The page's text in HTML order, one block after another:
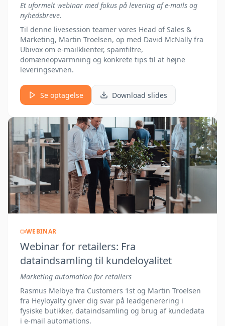
Et uformelt webinar med fokus på levering af e-mails og
nyhedsbreve.
Til denne livesession teamer vores Head of Sales &
Marketing, Martin Troelsen, op med David McNally fra
Ubivox om e-mailklienter, spamfiltre,
domæneopvarmning og konkrete tips til at højne
leveringsevnen.
Se optagelse Download slides
WEBINAR
Webinar for retailers: Fra
dataindsamling til kundeloyalitet
Marketing automation for retailers
Rasmus Melbye fra Customers 1st og Martin Troelsen
fra Heyloyalty giver dig svar på leadgenerering i
fysiske butikker, dataindsamling og brug af kundedata
i e-mail automations.